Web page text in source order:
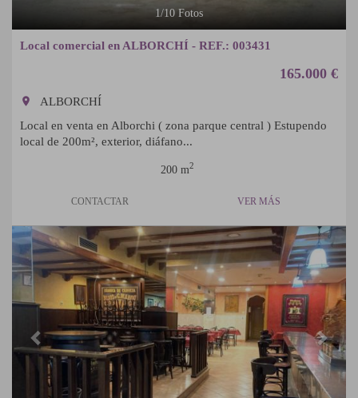
1/10 Fotos
Local comercial en ALBORCHÍ - REF.: 003431
165.000 €
room
ALBORCHÍ
Local en venta en Alborchi ( zona parque central ) Estupendo
local de 200m², exterior, diáfano...
200 m2
CONTACTAR VER MÁS
Previous Next